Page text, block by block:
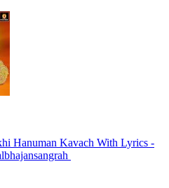
Hanuman Kavach With Lyrics -